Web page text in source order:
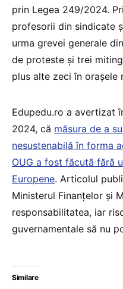
prin Legea 249/2024.
profesorii din sindicate
urma grevei generale
de proteste și trei
plus alte zeci în orașele
Edupedu.ro a avertizat
2024, că măsura de a
nesustenabilă în forma
OUG a fost făcută fără
Europene. Articolul
Ministerul Finanțelor și
responsabilitatea, iar
guvernamentale să nu
Similare